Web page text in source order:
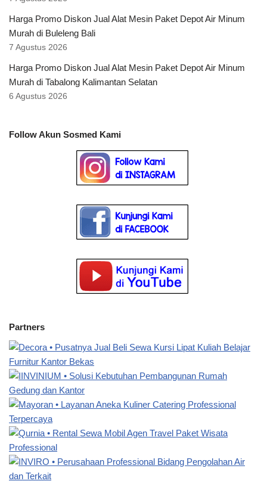
Harga Promo Diskon Jual Alat Mesin Paket Depot Air Minum
Murah di Buleleng Bali
7 Agustus 2026
Harga Promo Diskon Jual Alat Mesin Paket Depot Air Minum
Murah di Tabalong Kalimantan Selatan
6 Agustus 2026
Follow Akun Sosmed Kami
Partners